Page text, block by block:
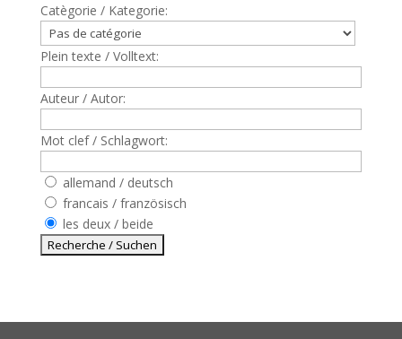
Catègorie / Kategorie:
Plein texte / Volltext:
Auteur / Autor:
Mot clef / Schlagwort:
allemand / deutsch
francais / französisch
les deux / beide